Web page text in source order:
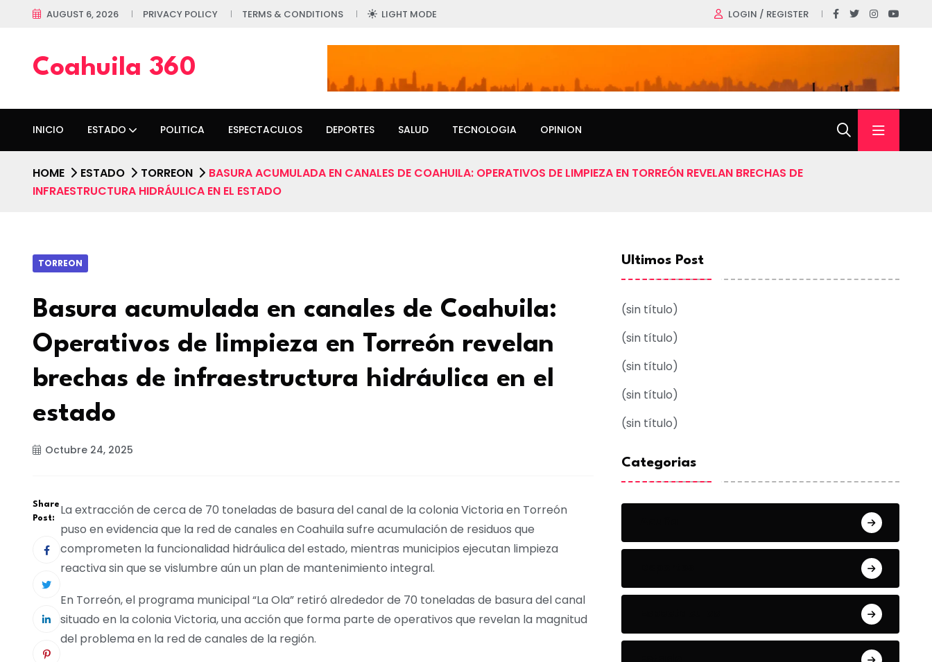
AUGUST 6, 2026 PRIVACY POLICY TERMS & CONDITIONS LIGHT MODE LOGIN / REGISTER
Coahuila 360
INICIO ESTADO POLITICA ESPECTACULOS DEPORTES SALUD TECNOLOGIA OPINION
HOME ESTADO TORREON
BASURA ACUMULADA EN CANALES DE COAHUILA: OPERATIVOS DE LIMPIEZA EN TORREÓN REVELAN BRECHAS DE
INFRAESTRUCTURA HIDRÁULICA EN EL ESTADO
TORREON
Basura acumulada en canales de Coahuila:
Operativos de limpieza en Torreón revelan
brechas de infraestructura hidráulica en el
estado
Octubre 24, 2025
Share
Post:
La extracción de cerca de 70 toneladas de basura del canal de la colonia Victoria en Torreón
puso en evidencia que la red de canales en Coahuila sufre acumulación de residuos que
comprometen la funcionalidad hidráulica del estado, mientras municipios ejecutan limpieza
reactiva sin que se vislumbre aún un plan de mantenimiento integral.
En Torreón, el programa municipal “La Ola” retiró alrededor de 70 toneladas de basura del canal
situado en la colonia Victoria, una acción que forma parte de operativos que revelan la magnitud
del problema en la red de canales de la región.
Ultimos Post
(sin título)
(sin título)
(sin título)
(sin título)
(sin título)
Categorias